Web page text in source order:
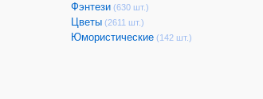
Фэнтези (630 шт.)
Цветы (2611 шт.)
Юмористические (142 шт.)